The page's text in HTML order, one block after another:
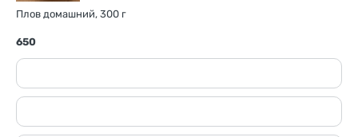
Плов домашний, 300 г
650